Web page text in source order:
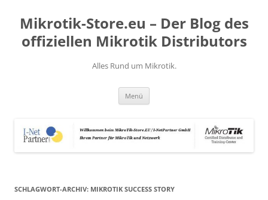
springen
Mikrotik-Store.eu – Der Blog des
offiziellen Mikrotik Distributors
Alles Rund um Mikrotik.
Menü
SCHLAGWORT-ARCHIV: MIKROTIK SUCCESS STORY